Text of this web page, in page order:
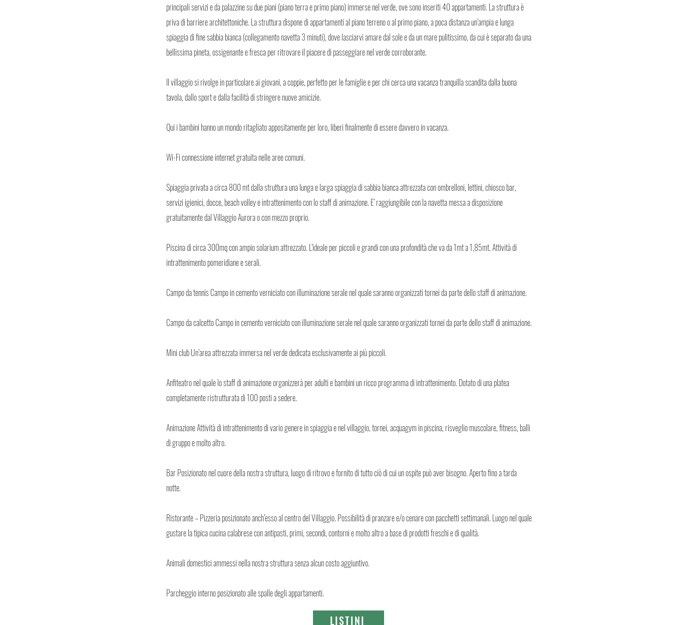
principali servizi e da palazzine su due piani (piano terra e primo piano) immerse nel verde, ove sono inseriti 40 appartamenti. La struttura è
priva di barriere architettoniche. La struttura dispone di appartamenti al piano terreno o al primo piano, a poca distanza un’ampia e lunga
spiaggia di fine sabbia bianca (collegamento navetta 3 minuti), dove lasciarvi amare dal sole e da un mare pulitissimo, da cui è separato da una
bellissima pineta, ossigenante e fresca per ritrovare il piacere di passeggiare nel verde corroborante.
Il villaggio si rivolge in particolare ai giovani, a coppie, perfetto per le famiglie e per chi cerca una vacanza tranquilla scandita dalla buona
tavola, dallo sport e dalla facilità di stringere nuove amicizie.
Qui i bambini hanno un mondo ritagliato appositamente per loro, liberi finalmente di essere davvero in vacanza.
Wi-Fi connessione internet gratuita nelle aree comuni.
Spiaggia privata a circa 800 mt dalla struttura una lunga e larga spiaggia di sabbia bianca attrezzata con ombrelloni, lettini, chiosco bar,
servizi igienici, docce, beach volley e intrattenimento con lo staff di animazione. E’ raggiungibile con la navetta messa a disposizione
gratuitamente dal Villaggio Aurora o con mezzo proprio.
Piscina di circa 300mq con ampio solarium attrezzato. L’ideale per piccoli e grandi con una profondità che va da 1mt a 1,85mt. Attività di
intrattenimento pomeridiane e serali.
Campo da tennis Campo in cemento verniciato con illuminazione serale nel quale saranno organizzati tornei da parte dello staff di animazione.
Campo da calcetto Campo in cemento verniciato con illuminazione serale nel quale saranno organizzati tornei da parte dello staff di animazione.
Mini club Un’area attrezzata immersa nel verde dedicata esclusivamente ai più piccoli.
Anfiteatro nel quale lo staff di animazione organizzerà per adulti e bambini un ricco programma di intrattenimento. Dotato di una platea
completamente ristrutturata di 100 posti a sedere.
Animazione Attività di intrattenimento di vario genere in spiaggia e nel villaggio, tornei, acquagym in piscina, risveglio muscolare, fitness, balli
di gruppo e molto altro.
Bar Posizionato nel cuore della nostra struttura, luogo di ritrovo e fornito di tutto ciò di cui un ospite può aver bisogno. Aperto fino a tarda
notte.
Ristorante – Pizzeria posizionato anch’esso al centro del Villaggio. Possibilità di pranzare e/o cenare con pacchetti settimanali. Luogo nel quale
gustare la tipica cucina calabrese con antipasti, primi, secondi, contorni e molto altro a base di prodotti freschi e di qualità.
Animali domestici ammessi nella nostra struttura senza alcun costo aggiuntivo.
Parcheggio interno posizionato alle spalle degli appartamenti.
LISTINI